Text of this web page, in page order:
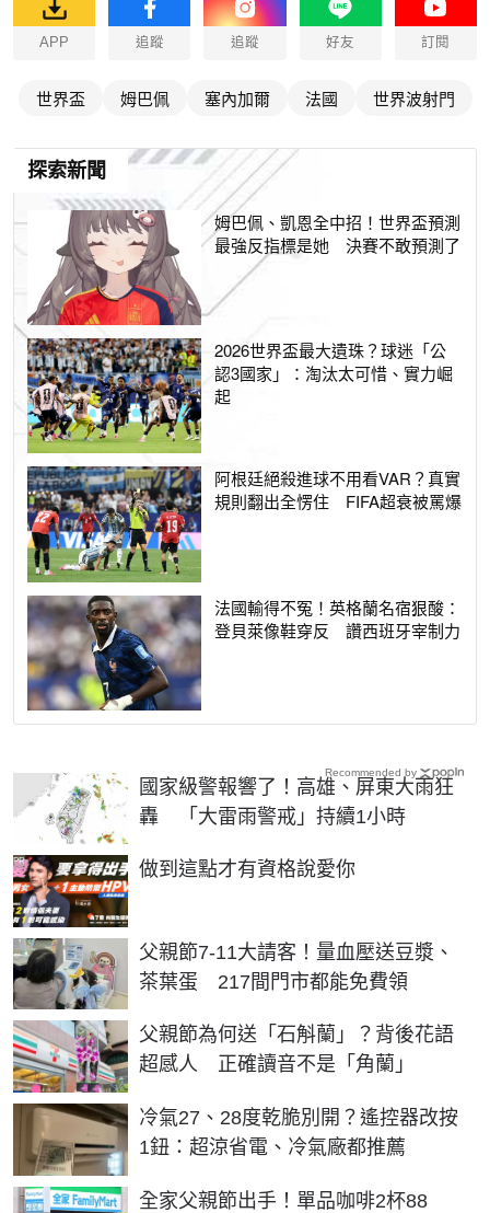
APP 追蹤 追蹤 好友 訂閱
世界盃 姆巴佩 塞內加爾 法國 世界波射門
探索新聞
姆巴佩、凱恩全中招！世界盃預測
最強反指標是她 決賽不敢預測了
2026世界盃最大遺珠？球迷「公
認3國家」：淘汰太可惜、實力崛
起
阿根廷絕殺進球不用看VAR？真實
規則翻出全愣住 FIFA超衰被罵爆
法國輸得不冤！英格蘭名宿狠酸：
登貝萊像鞋穿反 讚西班牙宰制力
國家級警報響了！高雄、屏東大雨狂
轟 「大雷雨警戒」持續1小時
做到這點才有資格說愛你
PR
父親節7-11大請客！量血壓送豆漿、
茶葉蛋 217間門市都能免費領
父親節為何送「石斛蘭」？背後花語
超感人 正確讀音不是「角蘭」
冷氣27、28度乾脆別開？遙控器改按
1鈕：超涼省電、冷氣廠都推薦
全家父親節出手！單品咖啡2杯88
Recommended by